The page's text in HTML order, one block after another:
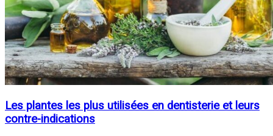
Les plantes les plus utilisées en dentisterie et leurs
contre-indications